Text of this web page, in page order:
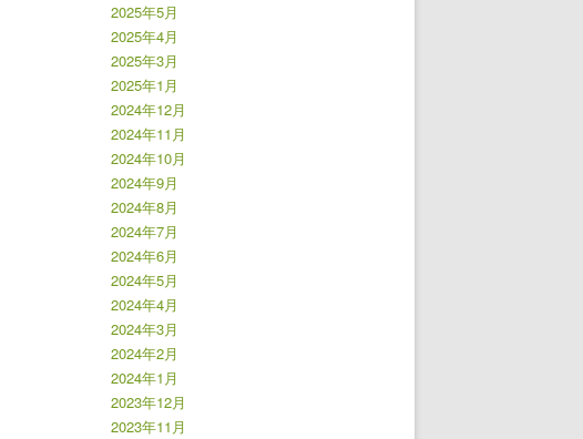
2025年5月
2025年4月
2025年3月
2025年1月
2024年12月
2024年11月
2024年10月
2024年9月
2024年8月
2024年7月
2024年6月
2024年5月
2024年4月
2024年3月
2024年2月
2024年1月
2023年12月
2023年11月